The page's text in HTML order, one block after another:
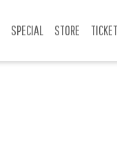
SPECIAL STORE TICKET